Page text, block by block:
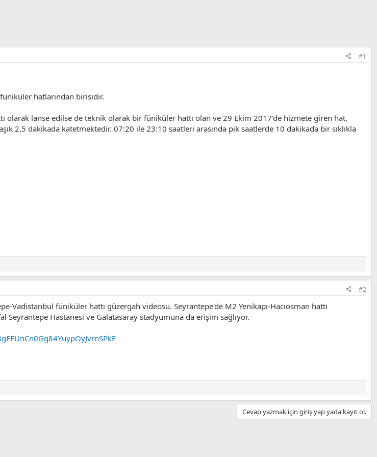
#1
hatlarından birisidir.
olarak lanse edilse de teknik olarak bir füniküler hattı olan ve 29 Ekim 2017'de hizmete giren hat,
2,5 dakikada katetmektedir. 07:20 ile 23:10 saatleri arasında pik saatlerde 10 dakikada bir sıklıkla
#2
Vadistanbul füniküler hattı güzergah videosu. Seyrantepe'de M2 Yenikapı-Hacıosman hattı
Hastanesi ve Galatasaray stadyumuna da erişim sağlıyor.
Cevap yazmak için giriş yap yada kayıt ol.